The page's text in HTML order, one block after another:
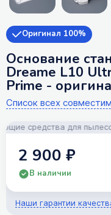
Оригинал 100%
Основание
Dreame L10
Prime -
Список всех
средства для
2 900 ₽
В наличии
Наши гарантии